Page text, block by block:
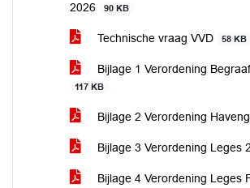
2026
90 KB
Technische vraag VVD 58 KB
Bijlage 1 Verordening
117 KB
Bijlage 2 Verordening
Bijlage 3 Verordening Leges
Bijlage 4 Verordening Leges